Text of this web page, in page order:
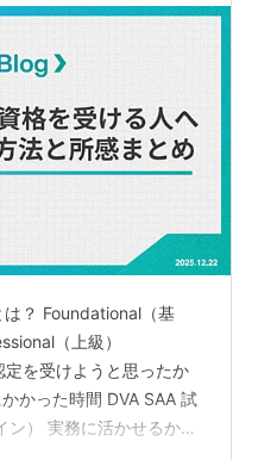
は？ Foundational（基
（上級）
を受けようと思ったか
かった時間 DVA SAA 試
） 実務に活かせるか？